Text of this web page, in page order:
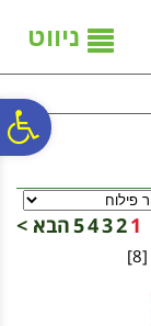
ניווט
1
2
3
4
5הבא >
[8]